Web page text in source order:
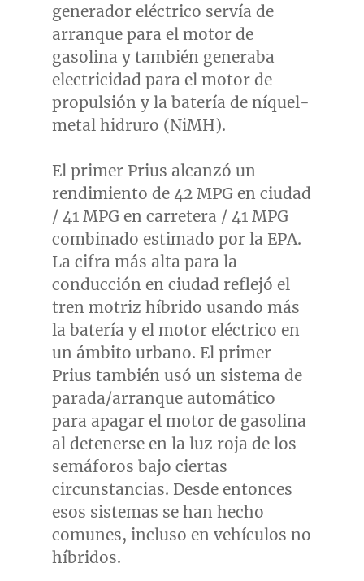
generador eléctrico servía de
arranque para el motor de
gasolina y también generaba
electricidad para el motor de
propulsión y la batería de níquel-
metal hidruro (NiMH).
El primer Prius alcanzó un
rendimiento de 42 MPG en ciudad
/ 41 MPG en carretera / 41 MPG
combinado estimado por la EPA.
La cifra más alta para la
conducción en ciudad reflejó el
tren motriz híbrido usando más
la batería y el motor eléctrico en
un ámbito urbano. El primer
Prius también usó un sistema de
parada/arranque automático
para apagar el motor de gasolina
al detenerse en la luz roja de los
semáforos bajo ciertas
circunstancias. Desde entonces
esos sistemas se han hecho
comunes, incluso en vehículos no
híbridos.